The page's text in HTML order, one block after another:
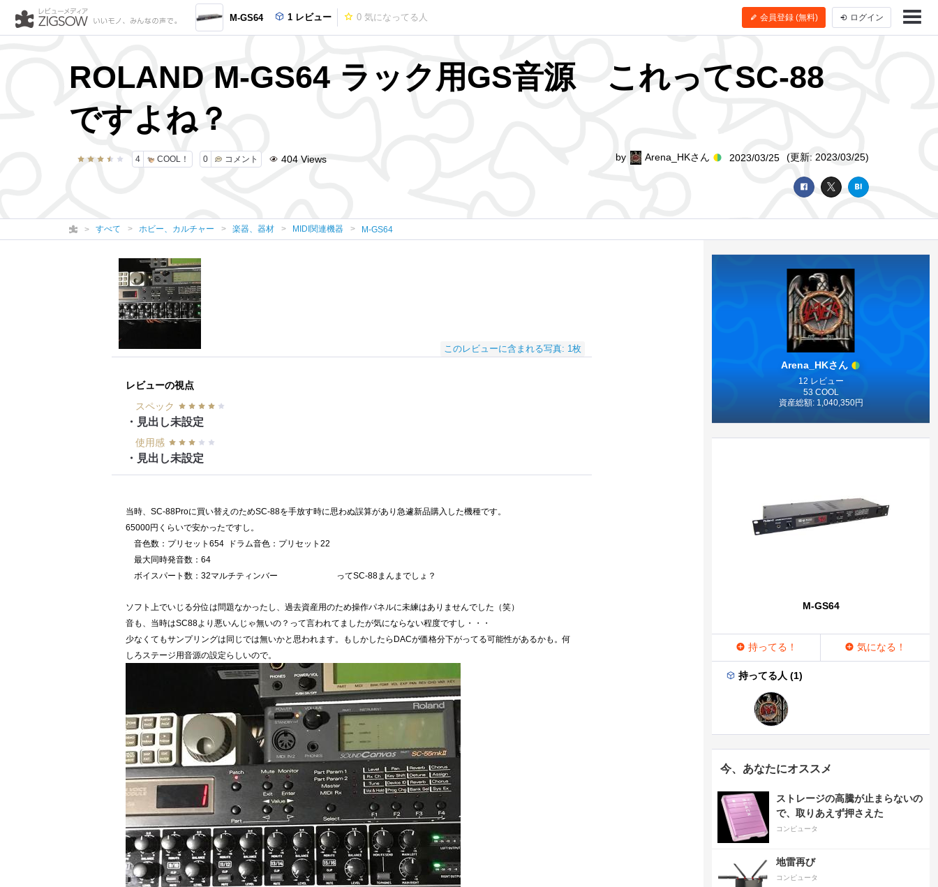
M-GS64 1 レビュー 0 気になってる人 会員登録 (無料) ログイン
ROLAND M-GS64 ラック用GS音源 これってSC-88
ですよね？
4 COOL！ 0 コメント 404 Views by Arena_HKさん 2023/03/25 (更新: 2023/03/25)
すべて ホビー、カルチャー 楽器、器材 MIDI関連機器 M-GS64
このレビューに含まれる写真: 1枚
レビューの視点
スペック
・見出し未設定
使用感
・見出し未設定
当時、SC-88Proに買い替えのためSC-88を手放す時に思わぬ誤算があり急遽新品購入した機種です。
65000円くらいで安かったですし。
音色数：プリセット654 ドラム音色：プリセット22
最大同時発音数：64
ボイスパート数：32マルチティンバー ってSC-88まんまでしょ？
ソフト上でいじる分位は問題なかったし、過去資産用のため操作パネルに未練はありませんでした（笑）
音も、当時はSC88より悪いんじゃ無いの？って言われてましたが気にならない程度ですし・・・
少なくてもサンプリングは同じでは無いかと思われます。もしかしたらDACが価格分下がってる可能性があるかも。何
しろステージ用音源の設定らしいので。
Arena_HKさん
12 レビュー
53 COOL
資産総額: 1,040,350円
M-GS64
持ってる！ 気になる！
持ってる人 (1)
今、あなたにオススメ
ストレージの高騰が止まらないの
で、取りあえず押さえた
コンピュータ
地雷再び
コンピュータ